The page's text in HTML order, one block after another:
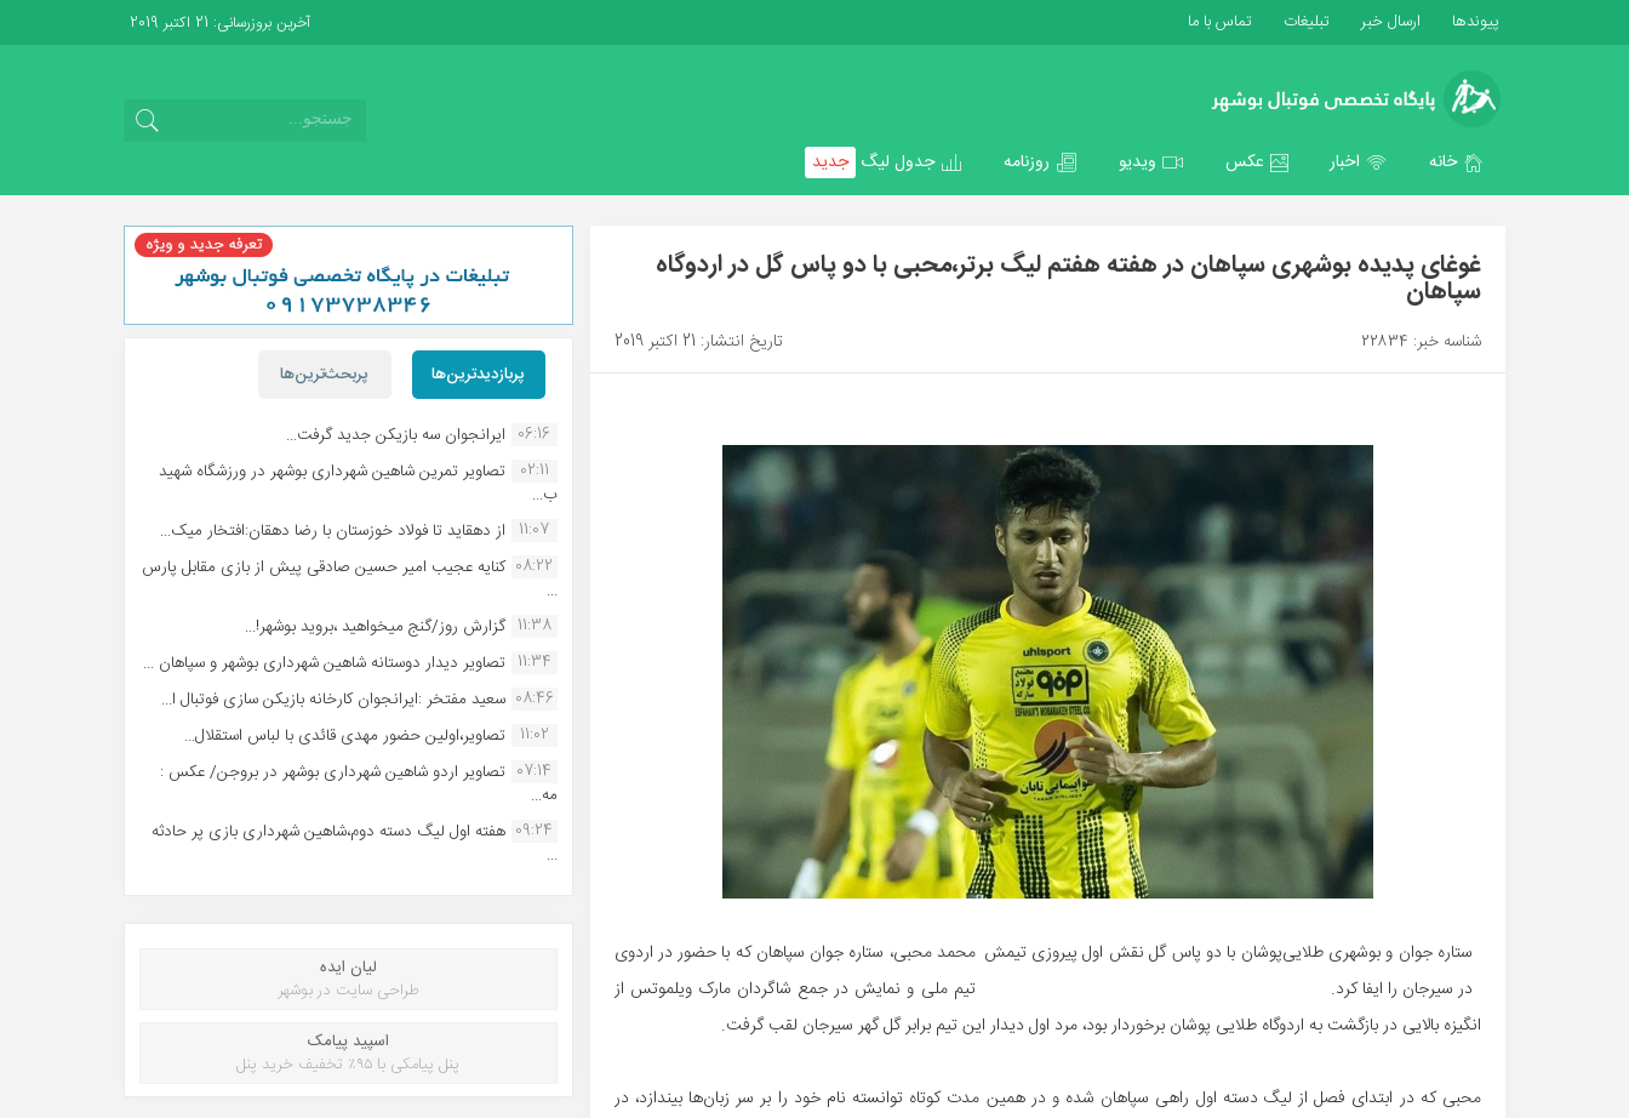
پیوندها ارسال خبر تبلیغات تماس با ما آخرین بروزرسانی: 21 اکتبر 2019
خانه اخبار عکس ویدیو روزنامه جدول لیگ جدید
غوغای پدیده بوشهری سپاهان در هفته هفتم لیگ برتر،محبی با دو پاس گل در اردوگاه
سپاهان
شناسه خبر: 22834 تاریخ انتشار: 21 اکتبر 2019
ستاره جوان و بوشهری طلایی‌پوشان با دو پاس گل نقش اول پیروزی تیمش
در سیرجان را ایفا کرد.
محمد محبی، ستاره جوان سپاهان که با حضور در اردوی
تیم ملی و نمایش در جمع شاگردان مارک ویلموتس از
انگیزه بالایی در بازگشت به اردوگاه طلایی پوشان برخوردار بود، مرد اول دیدار این تیم برابر گل گهر سیرجان لقب گرفت.
محبی که در ابتدای فصل از لیگ دسته اول راهی سپاهان شده و در همین مدت کوتاه توانسته نام خود را بر سر زبان‌ها بیندازد، در
پربازدیدترین‌ها پربحث‌ترین‌ها
06:16 ایرانجوان سه بازیکن جدید گرفت...
02:11
تصاویر تمرین شاهین شهردارى بوشهر در ورزشگاه شهید
ب...
11:07 از دهقاید تا فولاد خوزستان با رضا دهقان:افتخار میک...
08:22 کنایه عجیب امیر حسین صادقی پیش از بازی مقابل پارس
...
11:38 گزارش روز/گنج میخواهید ،بروید بوشهر!...
11:34 تصاویر دیدار دوستانه شاهین شهردارى بوشهر و سپاهان ...
08:46 سعید مفتخر :ایرانجوان کارخانه بازیکن سازی فوتبال ا...
11:02
تصاویر،اولین حضور مهدی قائدی با لباس استقلال...
07:14 تصاویر اردو شاهین شهرداری بوشهر در بروجن/ عکس :
مه...
09:24 هفته اول لیگ دسته دوم،شاهین شهرداری بازی پر حادثه
...
لیان ایده
طراحی سایت در بوشهر
اسپید پیامک
پنل پیامکی با ۹۵٪ تخفیف خرید پنل